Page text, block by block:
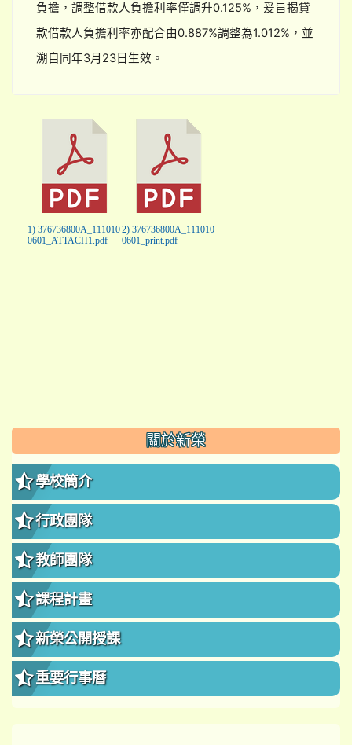
負擔，調整借款人負擔利率僅調升0.125%，爰旨揭貸
款借款人負擔利率亦配合由0.887%調整為1.012%，並
溯自同年3月23日生效。
1) 376736800A_111010
0601_ATTACH1.pdf
2) 376736800A_111010
0601_print.pdf
::: 關於新榮
學校簡介
行政團隊
教師團隊
課程計畫
新榮公開授課
重要行事曆